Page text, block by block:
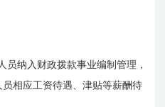
员纳入财政拨款事业编制管理，
相应工资待遇、津贴等薪酬待